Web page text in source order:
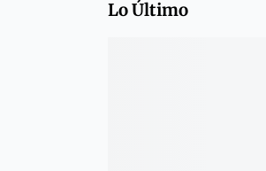
Lo Último